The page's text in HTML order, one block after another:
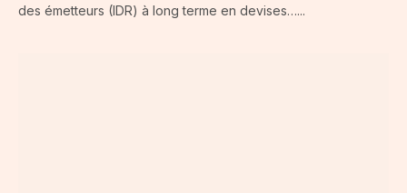
des émetteurs (IDR) à long terme en devises…...